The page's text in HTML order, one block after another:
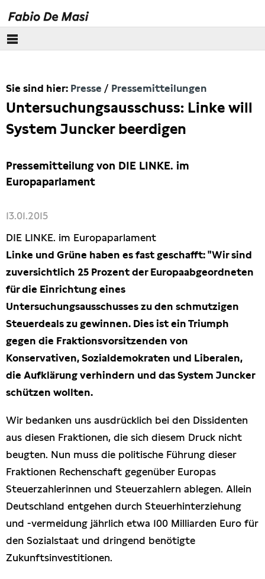
Europäisches Parlament
Themen
Pressebilder
Interviews
Publikationen
Anfragen (Archivseite)
Sie sind hier: Presse Pressemitteilungen
Untersuchungsausschuss: Linke will
System Juncker beerdigen
Pressemitteilung von DIE LINKE. im
Europaparlament
13.01.2015
DIE LINKE. im Europaparlament
Linke und Grüne haben es fast geschafft: "Wir sind
zuversichtlich 25 Prozent der Europaabgeordneten
für die Einrichtung eines
Untersuchungsausschusses zu den schmutzigen
Steuerdeals zu gewinnen. Dies ist ein Triumph
gegen die Fraktionsvorsitzenden von
Konservativen, Sozialdemokraten und Liberalen,
die Aufklärung verhindern und das System Juncker
schützen wollten.
Wir bedanken uns ausdrücklich bei den Dissidenten
aus diesen Fraktionen, die sich diesem Druck nicht
beugten. Nun muss die politische Führung dieser
Fraktionen Rechenschaft gegenüber Europas
Steuerzahlerinnen und Steuerzahlern ablegen. Allein
Deutschland entgehen durch Steuerhinterziehung
und -vermeidung jährlich etwa 100 Milliarden Euro für
den Sozialstaat und dringend benötigte
Zukunftsinvestitionen.